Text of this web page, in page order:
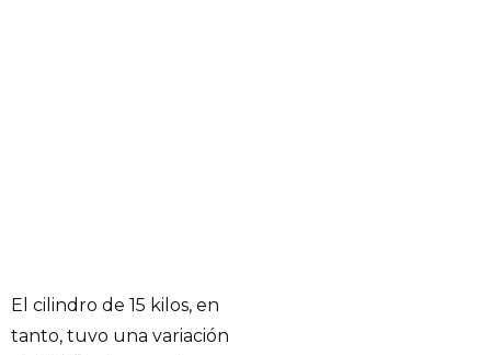
El cilindro de 15 kilos, en
tanto, tuvo una variación